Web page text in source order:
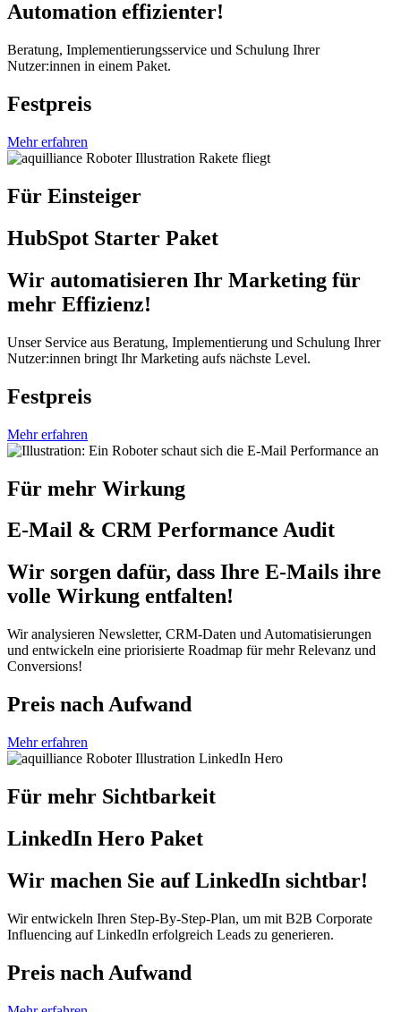
Automation effizienter!
Beratung, Implementierungsservice und Schulung Ihrer
Nutzer:innen in einem Paket.
Festpreis
Mehr erfahren
Für Einsteiger
HubSpot Starter Paket
Wir automatisieren Ihr Marketing für
mehr Effizienz!
Unser Service aus Beratung, Implementierung und Schulung Ihrer
Nutzer:innen bringt Ihr Marketing aufs nächste Level.
Festpreis
Mehr erfahren
Für mehr Wirkung
E-Mail & CRM Performance Audit
Wir sorgen dafür, dass Ihre E-Mails ihre
volle Wirkung entfalten!
Wir analysieren Newsletter, CRM-Daten und Automatisierungen
und entwickeln eine priorisierte Roadmap für mehr Relevanz und
Conversions!
Preis nach Aufwand
Mehr erfahren
Für mehr Sichtbarkeit
LinkedIn Hero Paket
Wir machen Sie auf LinkedIn sichtbar!
Wir entwickeln Ihren Step-By-Step-Plan, um mit B2B Corporate
Influencing auf LinkedIn erfolgreich Leads zu generieren.
Preis nach Aufwand